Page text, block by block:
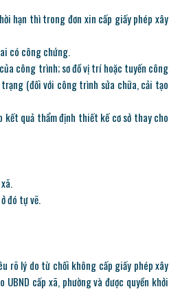
hạn thì trong đơn xin cấp giấy phép xây
có công chứng.
công trình; sơ đồ vị trí hoặc tuyến công
(đối với công trình sửa chữa, cải tạo
quả thẩm định thiết kế cơ sở thay cho
đó tự vẽ.
rõ lý do từ chối không cấp giấy phép xây
cấp xã, phường và được quyền khởi